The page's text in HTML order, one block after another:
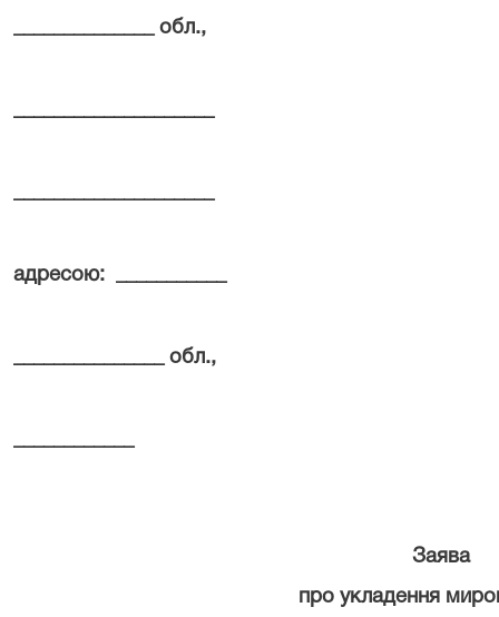
______________ обл.,
адресою:
_______________ обл.,
Заява
про укладення